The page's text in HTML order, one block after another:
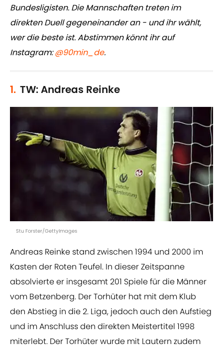
Bundesligisten. Die Mannschaften treten im
direkten Duell gegeneinander an - und ihr wählt,
wer die beste ist. Abstimmen könnt ihr auf
Instagram:@90min_de.
1. TW: Andreas Reinke
Stu Forster/GettyImages
Andreas Reinke stand zwischen 1994 und 2000 im
Kasten der Roten Teufel. In dieser Zeitspanne
absolvierte er insgesamt 201 Spiele für die Männer
vom Betzenberg. Der Torhüter hat mit dem Klub
den Abstieg in die 2. Liga, jedoch auch den Aufstieg
und im Anschluss den direkten Meistertitel 1998
miterlebt. Der Torhüter wurde mit Lautern zudem